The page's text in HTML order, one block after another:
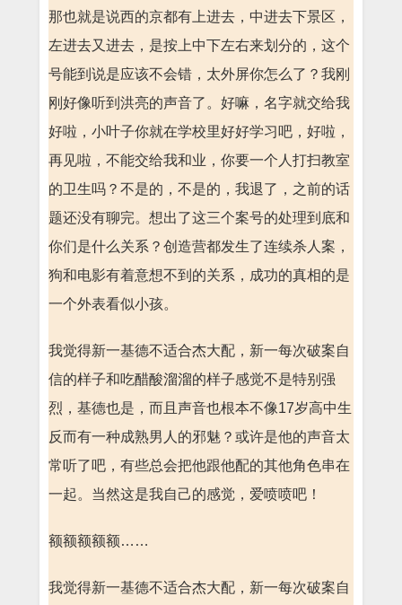
那也就是说西的京都有上进去，中进去下景区，
左进去又进去，是按上中下左右来划分的，这个
号能到说是应该不会错，太外屏你怎么了？我刚
刚好像听到洪亮的声音了。好嘛，名字就交给我
好啦，小叶子你就在学校里好好学习吧，好啦，
再见啦，不能交给我和业，你要一个人打扫教室
的卫生吗？不是的，不是的，我退了，之前的话
题还没有聊完。想出了这三个案号的处理到底和
你们是什么关系？创造营都发生了连续杀人案，
狗和电影有着意想不到的关系，成功的真相的是
一个外表看似小孩。
我觉得新一基德不适合杰大配，新一每次破案自
信的样子和吃醋酸溜溜的样子感觉不是特别强
烈，基德也是，而且声音也根本不像17岁高中生
反而有一种成熟男人的邪魅？或许是他的声音太
常听了吧，有些总会把他跟他配的其他角色串在
一起。当然这是我自己的感觉，爱喷喷吧！
额额额额额……
我觉得新一基德不适合杰大配，新一每次破案自